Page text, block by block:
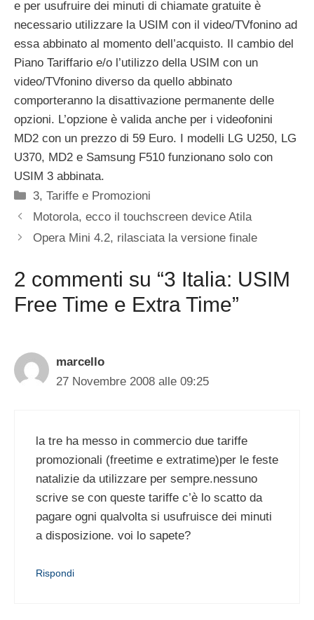
e per usufruire dei minuti di chiamate gratuite è
necessario utilizzare la USIM con il video/TVfonino ad
essa abbinato al momento dell’acquisto. Il cambio del
Piano Tariffario e/o l’utilizzo della USIM con un
video/TVfonino diverso da quello abbinato
comporteranno la disattivazione permanente delle
opzioni. L’opzione è valida anche per i videofonini
MD2 con un prezzo di 59 Euro. I modelli LG U250, LG
U370, MD2 e Samsung F510 funzionano solo con
USIM 3 abbinata.
Categorie
3,Tariffe e Promozioni
Motorola, ecco il touchscreen device Atila
Opera Mini 4.2, rilasciata la versione finale
2 commenti su “3 Italia: USIM
Free Time e Extra Time”
marcello
27 Novembre 2008 alle 09:25
la tre ha messo in commercio due tariffe
promozionali (freetime e extratime)per le feste
natalizie da utilizzare per sempre.nessuno
scrive se con queste tariffe c’è lo scatto da
pagare ogni qualvolta si usufruisce dei minuti
a disposizione. voi lo sapete?
Rispondi